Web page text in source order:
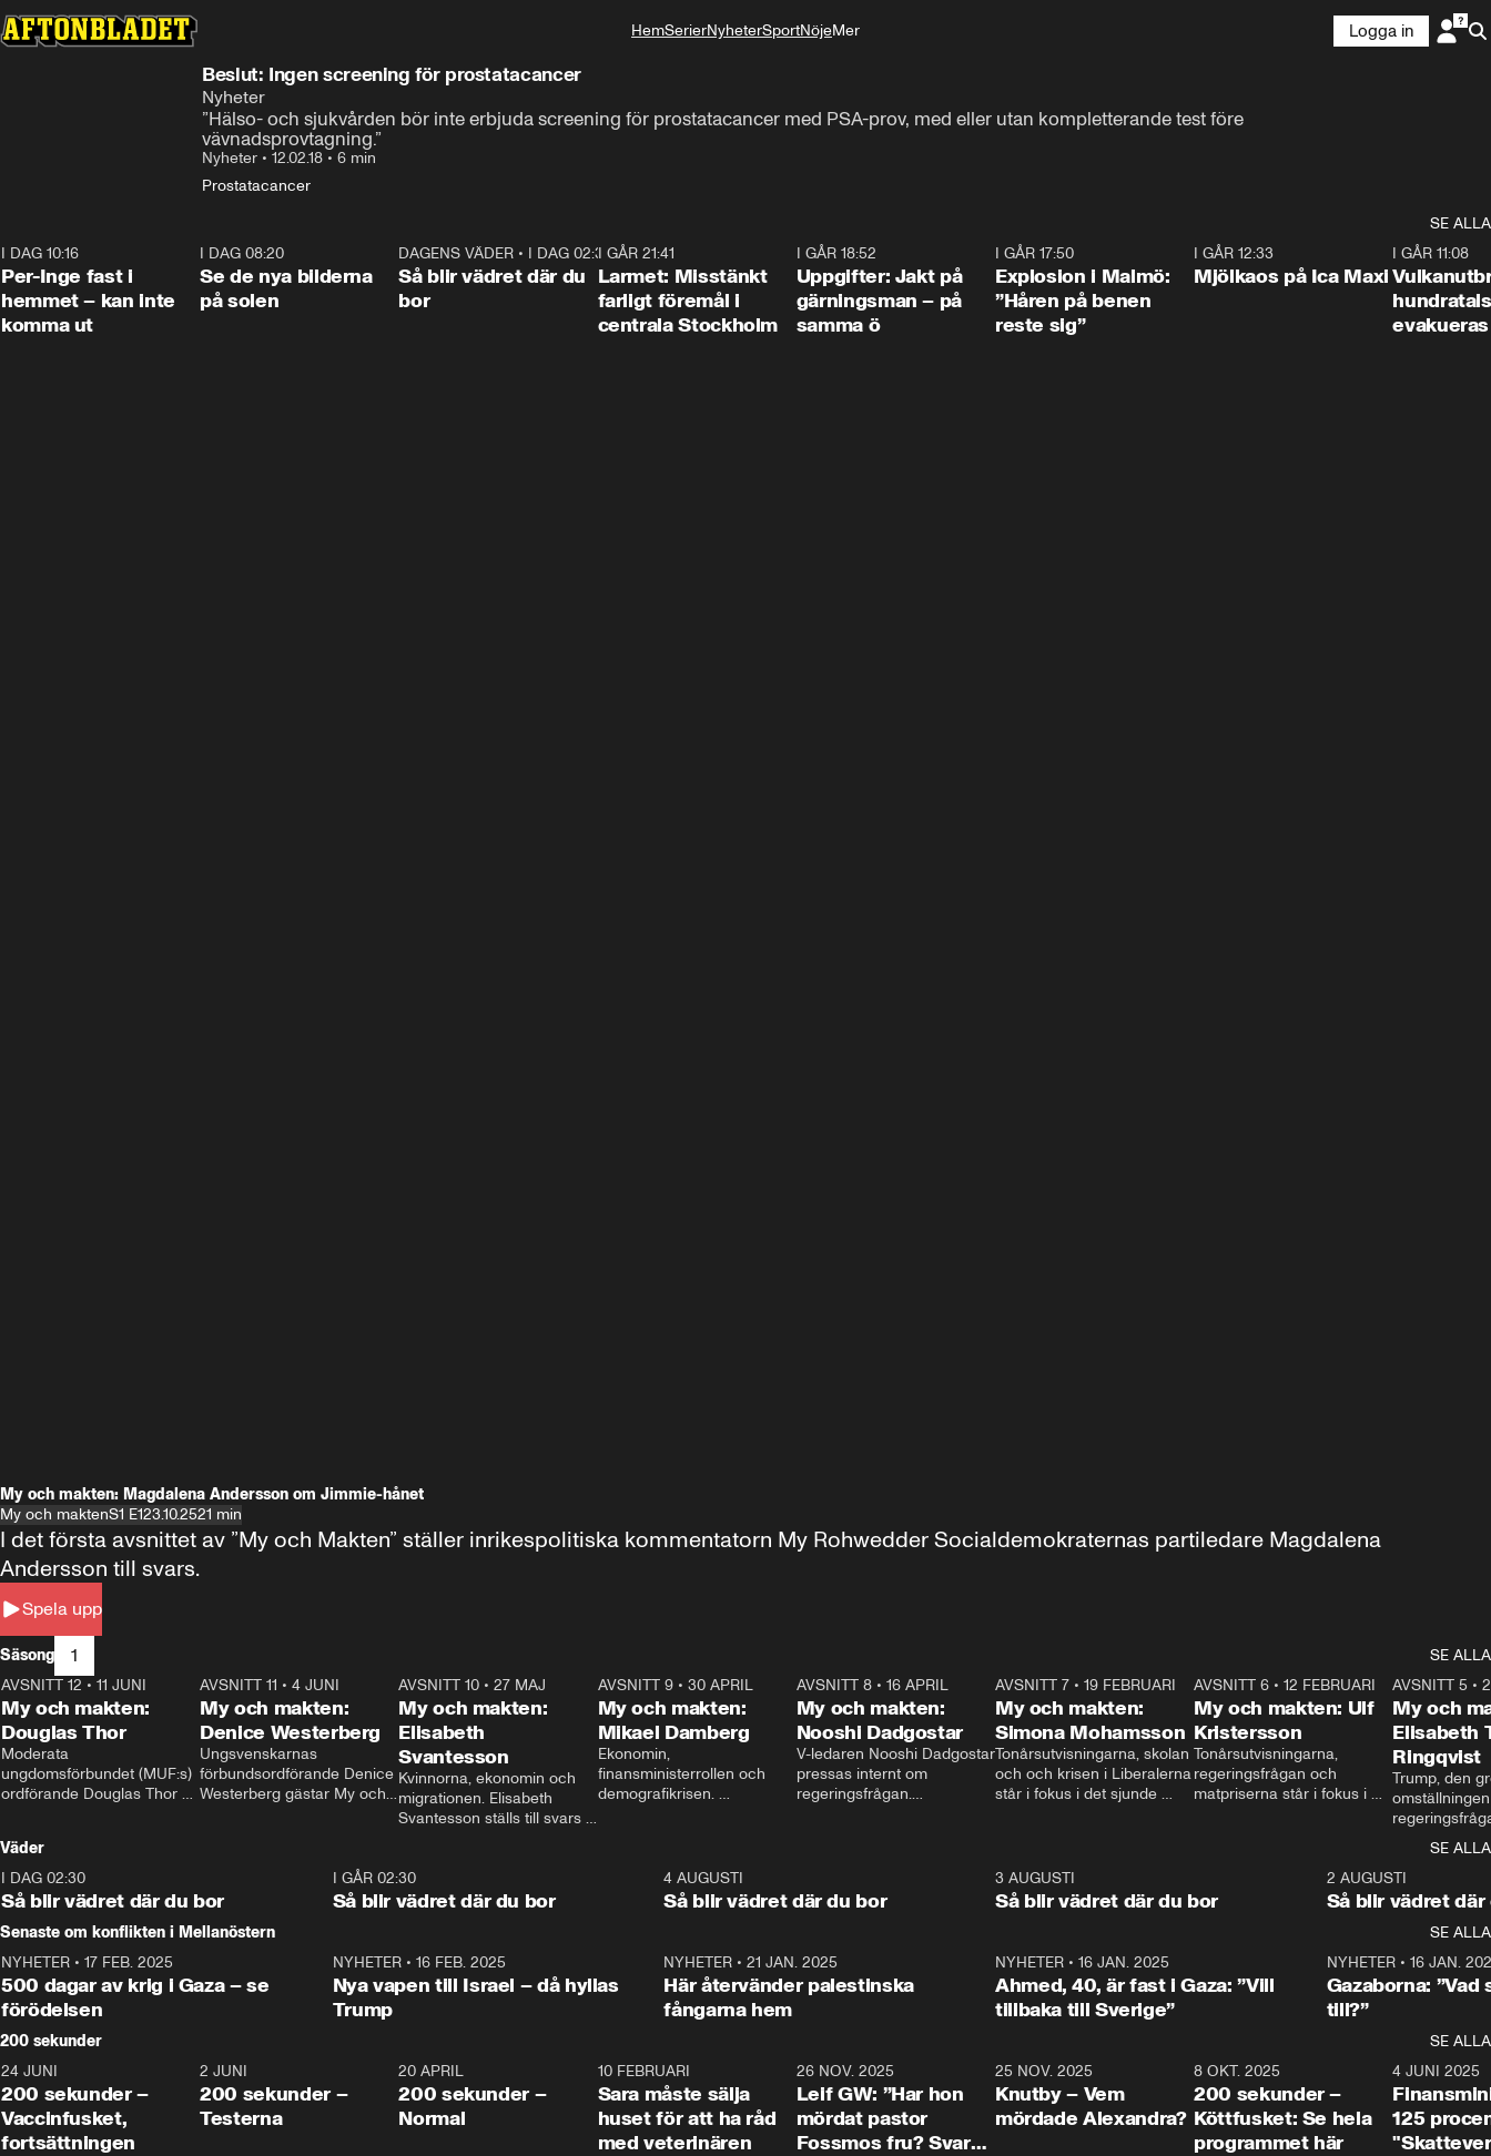
HemSerierNyheterSportNöjeMer
Logga in
Beslut: Ingen screening för prostatacancer
Nyheter
”Hälso- och sjukvården bör inte erbjuda screening för prostatacancer med PSA-prov, med eller utan kompletterande test före
vävnadsprovtagning.”
Nyheter • 12.02.18 • 6 min
Prostatacancer
SE ALLA
I DAG 10:16
Per-Inge fast i
hemmet – kan inte
komma ut
I DAG 08:20
Se de nya bilderna
på solen
1:06
DAGENS VÄDER • I DAG 02:30
Så blir vädret där du
bor
I GÅR 21:41
Larmet: Misstänkt
farligt föremål i
centrala Stockholm
I GÅR 18:52
Uppgifter: Jakt på
gärningsman – på
samma ö
I GÅR 17:50
Explosion i Malmö:
”Håren på benen
reste sig”
I GÅR 12:33
Mjölkaos på Ica Maxi
I GÅR 11:08
hundratals
evakueras
My och makten: Magdalena Andersson om Jimmie-hånet
My och maktenS1 E123.10.2521 min
Spela upp
I det första avsnittet av ”My och Makten” ställer inrikespolitiska kommentatorn My Rohwedder Socialdemokraternas partiledare Magdalena
Andersson till svars.
Säsong 1
SE ALLA
26:27
AVSNITT 12 • 11 JUNI
My och makten:
Douglas Thor
Moderata
ungdomsförbundet (MUF:s)
ordförande Douglas Thor
tonårsutvisningarna och hur
Moderaterna ska locka
väljare till valet i höst.
23:40
AVSNITT 11 •4 JUNI
My och makten:
Denice Westerberg
Ungsvenskarnas
förbundsordförande Denice
Westerberg gästar My och
AVSNITT 10 •27 MAJ
My och makten:
Elisabeth
Svantesson
Kvinnorna, ekonomin och
migrationen. Elisabeth
Svantesson ställs till svars
AVSNITT 9• 30 APRIL
My och makten:
Mikael Damberg
Ekonomin,
finansministerrollen och
demografikrisen.
och Makten.
AVSNITT 8• 16 APRIL
My och makten:
Nooshi Dadgostar
V-ledaren Nooshi Dadgostar
pressas internt om
regeringsfrågan.
– Vi ställer upp i val. Ska vi
vara med så sitter vi förstås
24:30
AVSNITT 7• 19 FEBRUARI
My och makten:
Simona Mohamsson
Tonårsutvisningarna, skolan
och och krisen i Liberalerna
står i fokus i det sjunde
kommentator My
Rohwedder ställer
utbildnings- och
Mohamsson till svars.
27:30
AVSNITT 6 •12 FEBRUARI
My och makten: Ulf
Kristersson
Tonårsutvisningarna,
regeringsfrågan och
matpriserna står i fokus i
Rohwedder ställer
statsminister Ulf Kristersson
AVSNITT 5 •
My och
Elisabeth
Ringqvist
Trump, den
centrum i
avsnittet av
Makten”. Se
Aftonbladets
Rohwedder
Thand Ring
Väder
SE ALLA
I DAG 02:30
Så blir vädret där du bor
1:06
I GÅR 02:30
Så blir vädret där du bor
4 AUGUSTI
Så blir vädret där du bor
3 AUGUSTI
Så blir vädret där du bor
2 AUGUSTI
Så blir vädret där
Senaste om konflikten i Mellanöstern
SE ALLA
NYHETER • 17 FEB. 2025
500 dagar av krig i Gaza – se
förödelsen
NYHETER• 16 FEB. 2025
Nya vapen till Israel – då hyllas
Trump
NYHETER •21 JAN. 2025
Här återvänder palestinska
fångarna hem
NYHETER• 16 JAN. 2025
Ahmed, 40, är fast i Gaza: ”Vill
tillbaka till Sverige”
NYHETER• 16 JAN.
Gazaborna:
till?”
200 sekunder
SE ALLA
5:00
24 JUNI
200 sekunder –
Vaccinfusket,
fortsättningen
4:23
2 JUNI
200 sekunder –
Testerna
20 APRIL
200 sekunder –
Normal
10 FEBRUARI
Sara måste sälja
huset för att ha råd
med veterinären
26 NOV. 2025
Leif GW: ”Har hon
mördat pastor
Fossmos fru? Svar
31:05
25 NOV. 2025
Knutby – Vem
mördade Alexandra?
4:29
8 OKT. 2025
200 sekunder –
Köttfusket: Se hela
programmet här
4 JUNI 2025
125